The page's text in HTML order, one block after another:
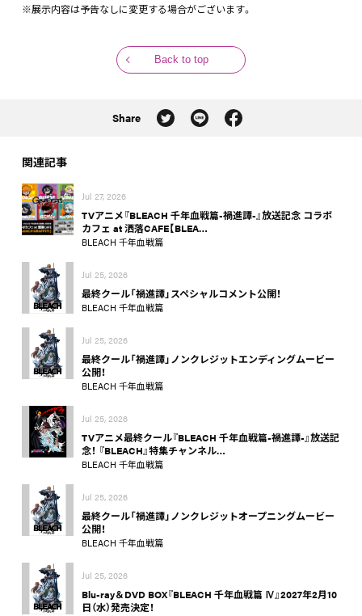
※展示内容は予告なしに変更する場合がございます。
Back to top
Share
関連記事
Jul 27, 2026
TVアニメ『BLEACH 千年血戦篇-禍進譚-』放送記念 コラボ
カフェ at 洒落CAFE【BLEA…
BLEACH 千年血戦篇
Jul 25, 2026
最終クール「禍進譚」スペシャルコメント公開！
BLEACH 千年血戦篇
Jul 25, 2026
最終クール「禍進譚」ノンクレジットエンディングムービー
公開！
BLEACH 千年血戦篇
Jul 25, 2026
TVアニメ最終クール『BLEACH 千年血戦篇-禍進譚-』放送記
念！ 『BLEACH』特集チャンネル…
BLEACH 千年血戦篇
Jul 25, 2026
最終クール「禍進譚」ノンクレジットオープニングムービー
公開！
BLEACH 千年血戦篇
Jul 25, 2026
Blu-ray＆DVD BOX『BLEACH 千年血戦篇 Ⅳ』2027年2月10
日（水）発売決定！